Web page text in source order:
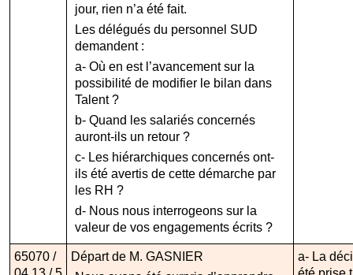
jour, rien n’a été fait.
Les délégués du personnel SUD
demandent :
a- Où en est l’avancement sur la
possibilité de modifier le bilan dans
Talent ?
b- Quand les salariés concernés
auront-ils un retour ?
c- Les hiérarchiques concernés ont-
ils été avertis de cette démarche par
les RH ?
d- Nous nous interrogeons sur la
valeur de vos engagements écrits ?
65070 /
Départ de M. GASNIER
a- La